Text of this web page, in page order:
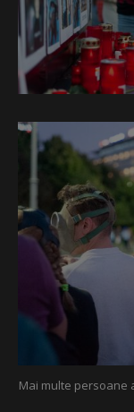
Mai multe persoane